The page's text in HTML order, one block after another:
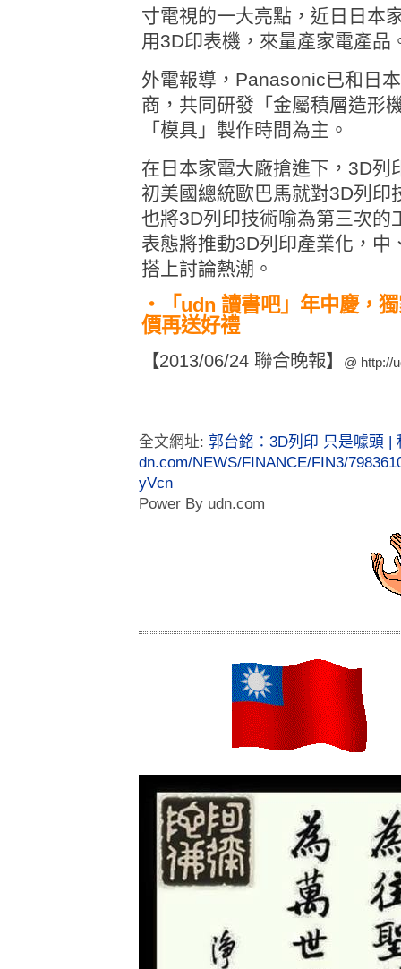
寸電視的一大亮點，近日日本
用3D印表機，來量產家電產品
外電報導，Panasonic已和日
商，共同研發「金屬積層造形
「模具」製作時間為主。
在日本家電大廠搶進下，3D
初美國總統歐巴馬就對3D列
也將3D列印技術喻為第三次的
表態將推動3D列印產業化，
搭上討論熱潮。
‧「udn 讀書吧」年中慶，
價再送好禮
【2013/06/24 聯合晚報】 @ http://
全文網址: 郭台銘：3D列印 只是噱頭 |
dn.com/NEWS/FINANCE/FIN3/
yVcn
Power By udn.com